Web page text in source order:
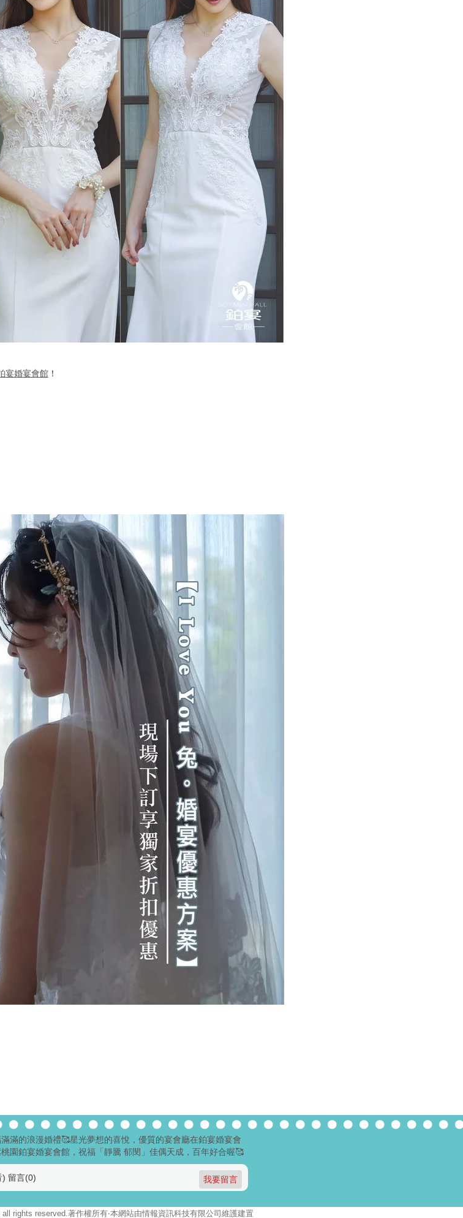
宴婚宴會館！
滿的浪漫婚禮🥰星光夢想的喜悅，優質的宴會廳在鉑宴婚宴會
園鉑宴婚宴會館，祝福「靜騰 郁閔」佳偶天成，百年好合喔🥰
) 留言(0)
rights reserved.著作權所有‧本網站由情報資訊科技有限公司維護建置